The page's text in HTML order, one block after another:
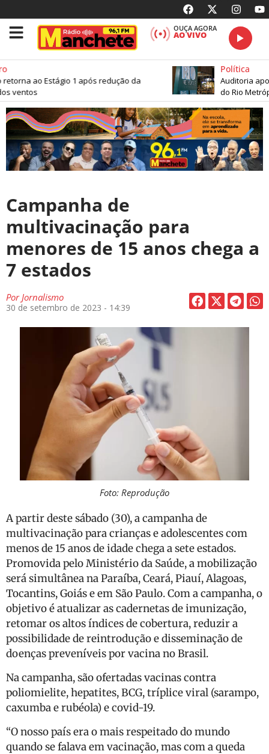
OUÇA AGORA
AO VIVO
ao Estágio 1 após redução da
ventos
Política
Auditoria
do Rio
Campanha de
multivacinação para
menores de 15 anos chega a
7 estados
PorJornalismo
30 de setembro de 2023 - 14:39
Foto: Reprodução
A partir deste sábado (30), a campanha de
multivacinação para crianças e adolescentes com
menos de 15 anos de idade chega a sete estados.
Promovida pelo Ministério da Saúde, a mobilização
será simultânea na Paraíba, Ceará, Piauí, Alagoas,
Tocantins, Goiás e em São Paulo. Com a campanha, o
objetivo é atualizar as cadernetas de imunização,
retomar os altos índices de cobertura, reduzir a
possibilidade de reintrodução e disseminação de
doenças preveníveis por vacina no Brasil.
Na campanha, são ofertadas vacinas contra
poliomielite, hepatites, BCG, tríplice viral (sarampo,
caxumba e rubéola) e covid-19.
“O nosso país era o mais respeitado do mundo
quando se falava em vacinação, mas com a queda